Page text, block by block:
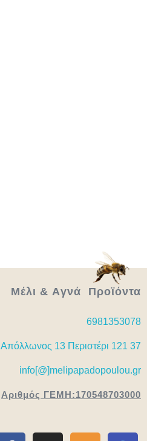
Μέλι & Aγνά Προϊόντα
6981353078
Απόλλωνος 13 Περιστέρι 121 37
info[@]melipapadopoulou.gr
Αριθμός ΓΕΜΗ:170548703000